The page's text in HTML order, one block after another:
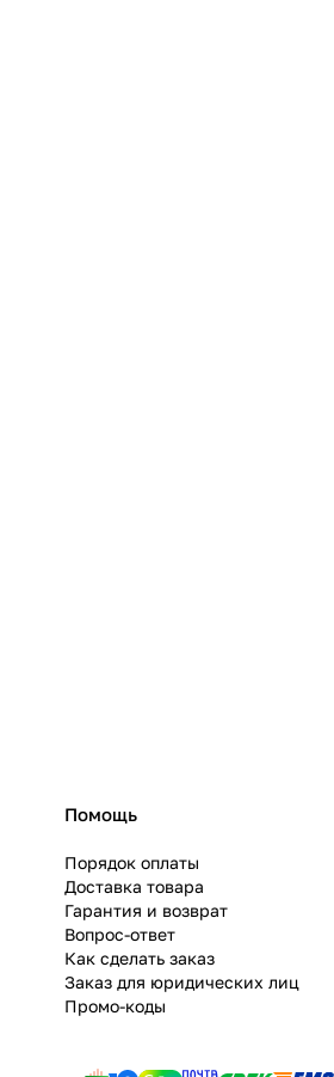
Помощь
Порядок оплаты
Доставка товара
Гарантия и возврат
Вопрос-ответ
Как сделать заказ
Заказ для юридических лиц
Промо-коды